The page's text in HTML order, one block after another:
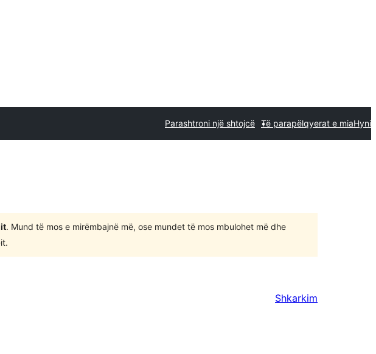
Parashtroni një shtojcë Të parapëlqyerat e miaHyni
. Mund të mos e mirëmbajnë më, ose mundet të mos mbulohet më dhe
Shkarkim